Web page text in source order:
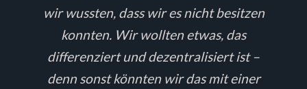
wir wussten, dass wir es nicht besitzen
konnten. Wir wollten etwas, das
differenziert und dezentralisiert ist –
denn sonst könnten wir das mit einer